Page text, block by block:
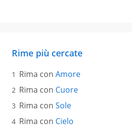
Rime più cercate
Rima con Amore
Rima con Cuore
Rima con Sole
Rima con Cielo